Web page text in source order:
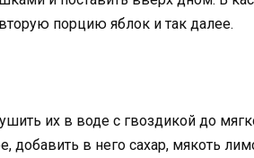
порцию яблок и так далее.
их в воде с гвоздикой до
добавить в него сахар, мякоть